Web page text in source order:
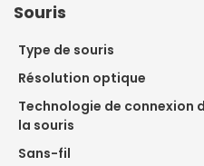
Souris
Type de souris
Résolution optique
Technologie de connexion
la souris
Sans-fil